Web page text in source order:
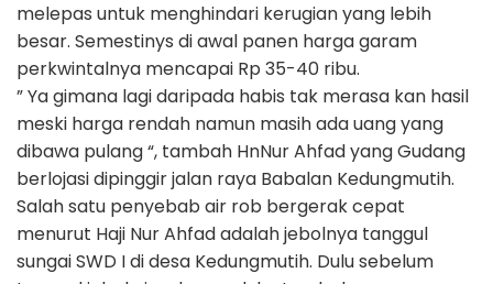
melepas untuk menghindari kerugian yang lebih
besar. Semestinys di awal panen harga garam
perkwintalnya mencapai Rp 35-40 ribu.
” Ya gimana lagi daripada habis tak merasa kan hasil
meski harga rendah namun masih ada uang yang
dibawa pulang “, tambah HnNur Ahfad yang Gudang
berlojasi dipinggir jalan raya Babalan Kedungmutih.
Salah satu penyebab air rob bergerak cepat
menurut Haji Nur Ahfad adalah jebolnya tanggul
sungai SWD I di desa Kedungmutih. Dulu sebelum